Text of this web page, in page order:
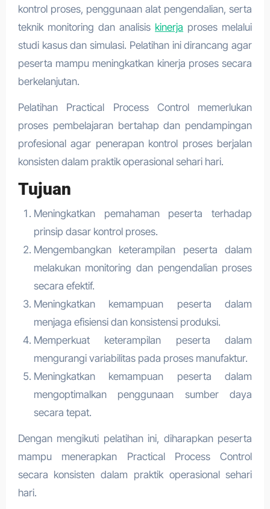
kontrol proses, penggunaan alat pengendalian, serta
teknik monitoring dan analisis kinerja proses melalui
studi kasus dan simulasi. Pelatihan ini dirancang agar
peserta mampu meningkatkan kinerja proses secara
berkelanjutan.
Pelatihan Practical Process Control memerlukan
proses pembelajaran bertahap dan pendampingan
profesional agar penerapan kontrol proses berjalan
konsisten dalam praktik operasional sehari hari.
Tujuan
Meningkatkan pemahaman peserta terhadap
prinsip dasar kontrol proses.
Mengembangkan keterampilan peserta dalam
melakukan monitoring dan pengendalian proses
secara efektif.
Meningkatkan kemampuan peserta dalam
menjaga efisiensi dan konsistensi produksi.
Memperkuat keterampilan peserta dalam
mengurangi variabilitas pada proses manufaktur.
Meningkatkan kemampuan peserta dalam
mengoptimalkan penggunaan sumber daya
secara tepat.
Dengan mengikuti pelatihan ini, diharapkan peserta
mampu menerapkan Practical Process Control
secara konsisten dalam praktik operasional sehari
hari.